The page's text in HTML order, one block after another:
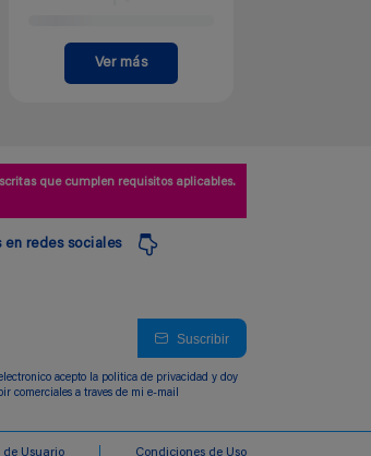
Ver más
que cumplen requisitos aplicables.
en redes sociales
Suscribir
acepto la politica de privacidad y doy
comerciales a traves de mi e-mail
de Usuario Condiciones de Uso